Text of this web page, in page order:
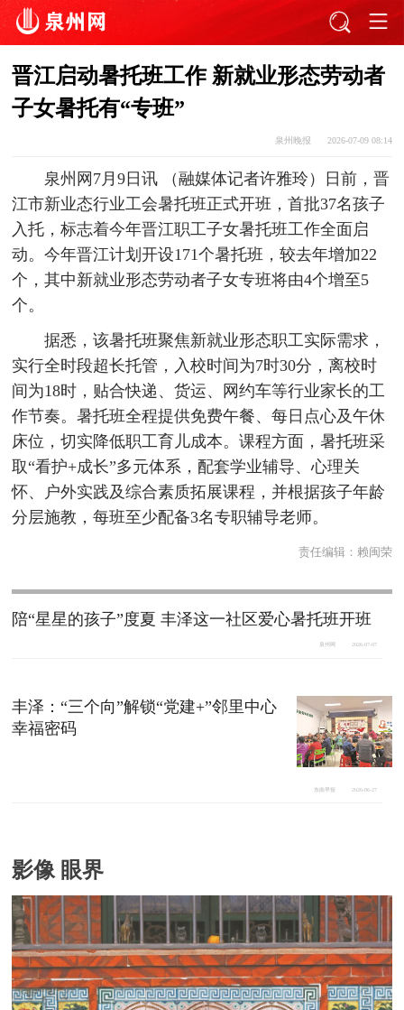
晋江启动暑托班工作 新就业形态劳动者
子女暑托有“专班”
泉州晚报 2026-07-09 08:14
泉州网7月9日讯 （融媒体记者许雅玲）日前，晋
江市新业态行业工会暑托班正式开班，首批37名孩子
入托，标志着今年晋江职工子女暑托班工作全面启
动。今年晋江计划开设171个暑托班，较去年增加22
个，其中新就业形态劳动者子女专班将由4个增至5
个。
据悉，该暑托班聚焦新就业形态职工实际需求，
实行全时段超长托管，入校时间为7时30分，离校时
间为18时，贴合快递、货运、网约车等行业家长的工
作节奏。暑托班全程提供免费午餐、每日点心及午休
床位，切实降低职工育儿成本。课程方面，暑托班采
取“看护+成长”多元体系，配套学业辅导、心理关
怀、户外实践及综合素质拓展课程，并根据孩子年龄
分层施教，每班至少配备3名专职辅导老师。
责任编辑： 赖闽荣
陪“星星的孩子”度夏 丰泽这一社区爱心暑托班开班
泉州网 2026-07-07
丰泽：“三个向”解锁“党建+”邻里中心
幸福密码
东南早报 2026-06-27
影像 眼界